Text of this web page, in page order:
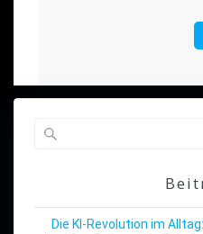
Die KI-Revolution im